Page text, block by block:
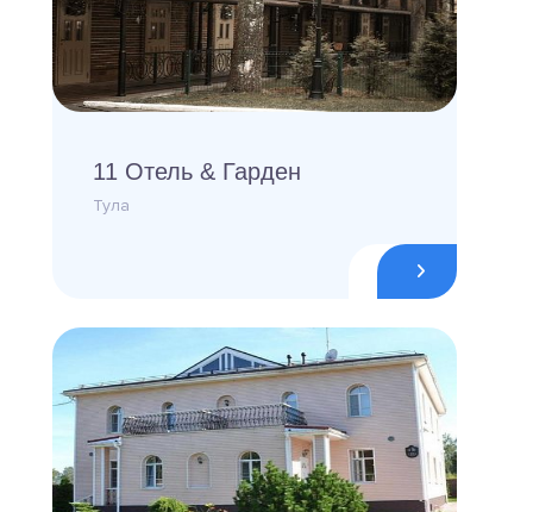
11 Отель & Гарден
Тула